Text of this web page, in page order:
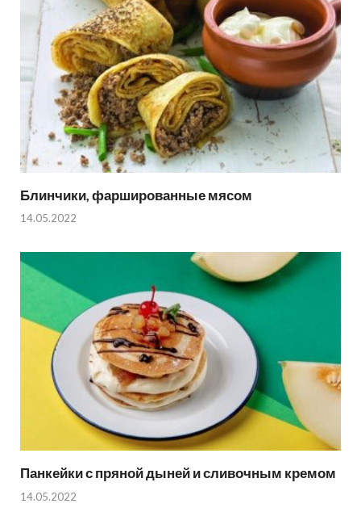
Блинчики, фаршированные мясом
14.05.2022
Панкейки с пряной дыней и сливочным кремом
14.05.2022